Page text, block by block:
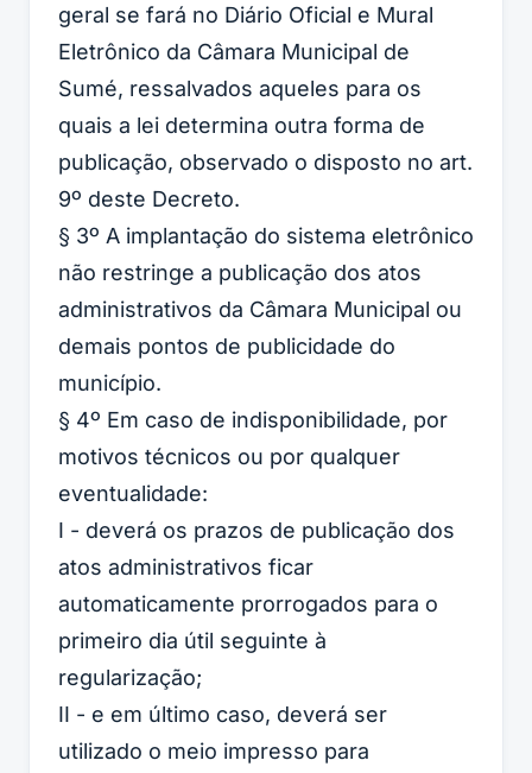
geral se fará no Diário Oficial e Mural
Eletrônico da Câmara Municipal de
Sumé, ressalvados aqueles para os
quais a lei determina outra forma de
publicação, observado o disposto no art.
9º deste Decreto.
§ 3º A implantação do sistema eletrônico
não restringe a publicação dos atos
administrativos da Câmara Municipal ou
demais pontos de publicidade do
município.
§ 4º Em caso de indisponibilidade, por
motivos técnicos ou por qualquer
eventualidade:
I - deverá os prazos de publicação dos
atos administrativos ficar
automaticamente prorrogados para o
primeiro dia útil seguinte à
regularização;
II - e em último caso, deverá ser
utilizado o meio impresso para